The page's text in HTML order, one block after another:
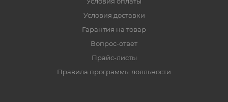
Условия доставки
Гарантия на товар
Вопрос-ответ
Прайс-листы
Правила программы лояльности